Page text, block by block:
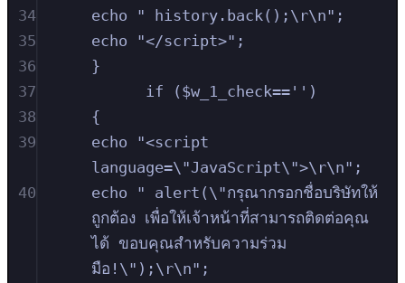
34
echo " history.back();\r\n";
35
echo "</script>";
36
}
37
if ($w_1_check=='')
38
{
39
echo "<script
language=\"JavaScript\">\r\n";
40
echo " alert(\"กรุณากรอกชื่อบริษัทให้
ถูกต้อง เพื่อให้เจ้าหน้าที่สามารถติดต่อคุณ
ได้ ขอบคุณสำหรับความร่วม
มือ!\");\r\n";